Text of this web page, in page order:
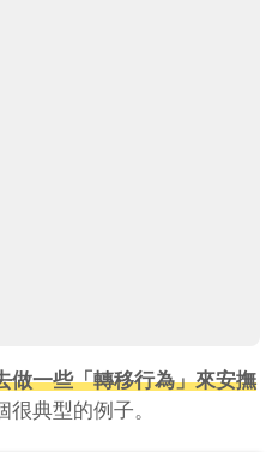
做一些「轉移行為」來安撫
很典型的例子。